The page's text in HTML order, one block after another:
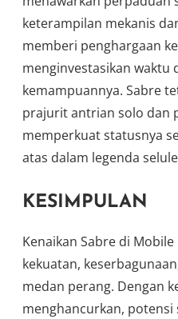
keterampilan mekanis
memberi penghargaan
menginvestasikan waktu
kemampuannya. Sabre
prajurit antrian solo dan
memperkuat statusnya
atas dalam legenda
KESIMPULAN
Kenaikan Sabre di
kekuatan,
medan perang. Dengan
menghancurkan, potensi